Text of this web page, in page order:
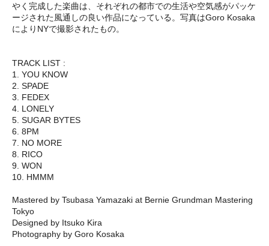
やく完成した楽曲は、それぞれの都市での生活や空気感がパッケ
ージされた風通しの良い作品になっている。写真はGoro Kosaka
によりNYで撮影されたもの。
TRACK LIST :
1. YOU KNOW
2. SPADE
3. FEDEX
4. LONELY
5. SUGAR BYTES
6. 8PM
7. NO MORE
8. RICO
9. WON
10. HMMM
Mastered by Tsubasa Yamazaki at Bernie Grundman Mastering
Tokyo
Designed by Itsuko Kira
Photography by Goro Kosaka